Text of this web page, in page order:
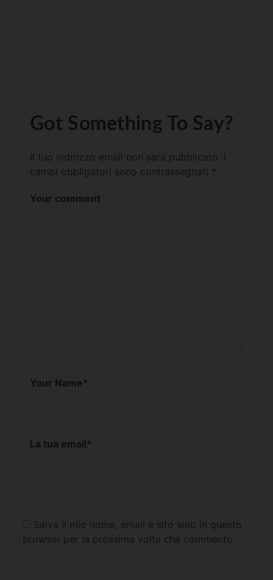
Got Something To Say?
Il tuo indirizzo email non sarà pubblicato.
campi obbligatori sono contrassegnati *
Your comment
Your Name*
La tua email*
Salva il mio nome, email e sito web in questo
browser per la prossima volta che commento.